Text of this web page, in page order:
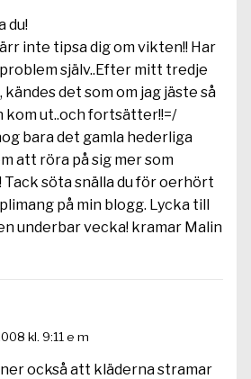
du!
inte tipsa dig om vikten!! Har
själv..Efter mitt tredje
kändes det som om jag jäste så
kom ut..och fortsätter!!=/
bara det gamla hederliga
att röra på sig mer som
Tack söta snälla du för oerhört
på min blogg. Lycka till
underbar vecka! kramar Malin
kl. 9:11 e m
också att kläderna stramar